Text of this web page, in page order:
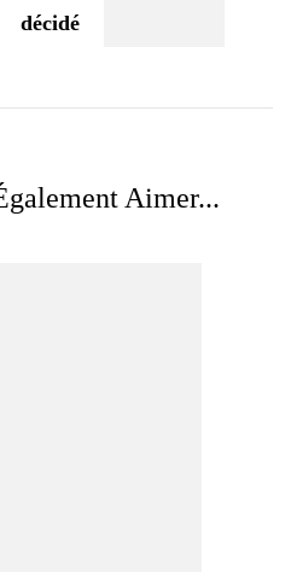
décidé
Aimer...